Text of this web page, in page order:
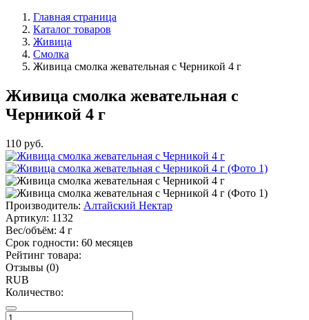
Главная страница
Каталог товаров
Живица
Смолка
Живица смолка жевательная с Черникой 4 г
Живица смолка жевательная с
Черникой 4 г
110 руб.
Производитель: Алтайский Нектар
Артикул: 1132
Вес/объём: 4 г
Срок годности: 60 месяцев
Рейтинг товара:
Отзывы (0)
RUB
Количество: